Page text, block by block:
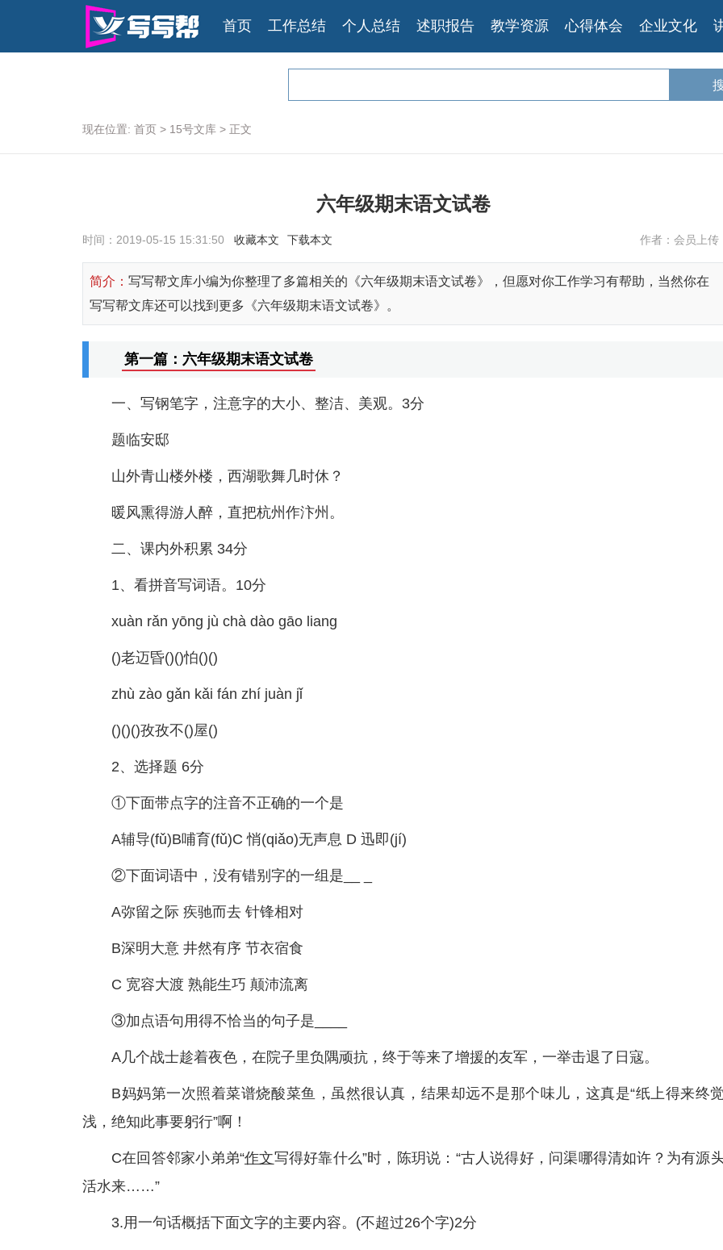
首页 工作总结 个人总结 述职报告 教学资源 心得体会 企业文化
现在位置: 首页 > 15号文库 > 正文
六年级期末语文试卷
时间：2019-05-15 15:31:50 收藏本文 下载本文 作者：会员上传
简介： 写写帮文库小编为你整理了多篇相关的《六年级期末语文试卷》，但愿对你工作学习有帮助，当然你在
写写帮文库还可以找到更多《六年级期末语文试卷》。
第一篇：六年级期末语文试卷
一、写钢笔字，注意字的大小、整洁、美观。3分
题临安邸
山外青山楼外楼，西湖歌舞几时休？
暖风熏得游人醉，直把杭州作汴州。
二、课内外积累 34分
1、看拼音写词语。10分
xuàn rǎn yōng jù chà dào gāo liang
()老迈昏()()怕()()
zhù zào gǎn kǎi fán zhí juàn jǐ
()()()孜孜不()屋()
2、选择题 6分
①下面带点字的注音不正确的一个是
A辅导(fǔ)B哺育(fǔ)C 悄(qiǎo)无声息 D 迅即(jí)
②下面词语中，没有错别字的一组是__ _
A弥留之际 疾驰而去 针锋相对
B深明大意 井然有序 节衣宿食
C 宽容大渡 熟能生巧 颠沛流离
③加点语句用得不恰当的句子是____
A几个战士趁着夜色，在院子里负隅顽抗，终于等来了增援的友军，一举击退了日寇。
B妈妈第一次照着菜谱烧酸菜鱼，虽然很认真，结果却远不是那个味儿，这真是“纸上得来终
浅，绝知此事要躬行”啊！
C在回答邻家小弟弟“作文写得好靠什么”时，陈玥说：“古人说得好，问渠哪得清如许？为有源
活水来……”
3.用一句话概括下面文字的主要内容。(不超过26个字)2分